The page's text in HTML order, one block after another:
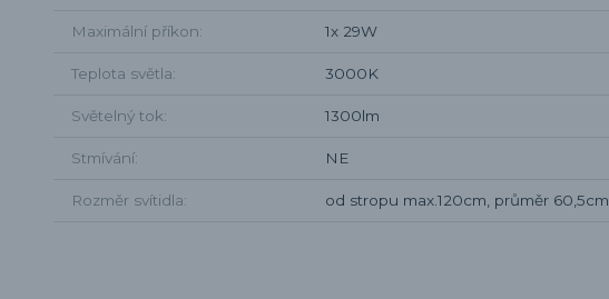
Maximální příkon 1x 29W
Teplota světla 3000K
Světelný tok 1300lm
Stmívání NE
Rozměr svítidla od stropu max.120cm, průměr 60,5cm